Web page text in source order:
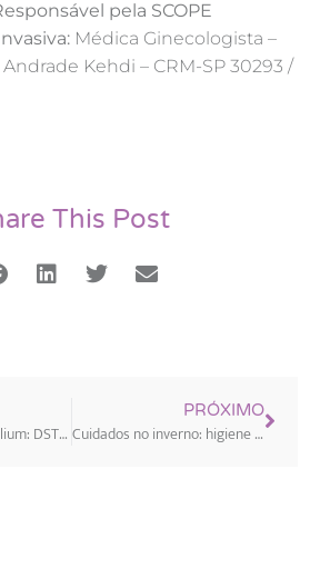
pela SCOPE
Médica Ginecologista –
Kehdi – CRM-SP 30293 /
This Post
Mycoplasma genitalium: DST pode causar infecções ginecológicas
PRÓXIMO
Cuidados no inverno: higiene íntima evita problemas de saúde